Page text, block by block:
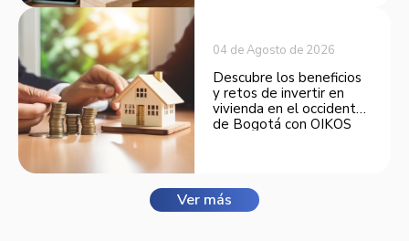
04 de Agosto de 2026
Descubre los beneficios
y retos de invertir en
vivienda en el occidente
de Bogotá con OIKOS
Ver más